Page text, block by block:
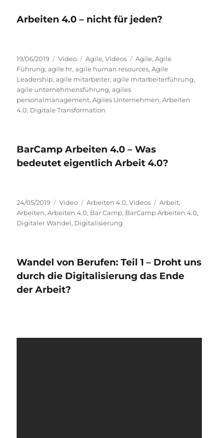
Arbeiten 4.0 – nicht für jeden?
Veröffentlicht
am
19/06/2019 Format
Video Kategorien
Agile,Videos Schlagwörter
Agile,Agile
Führung,agile hr,agile human resources,Agile
Leadership,agile mitarbeiter,agile mitarbeiterführung,
agile unternehmensführung,agiles
personalmanagement,Agiles Unternehmen,Arbeiten
4.0, Digitale Transformation
BarCamp Arbeiten 4.0 – Was
bedeutet eigentlich Arbeit 4.0?
Veröffentlicht
am
24/05/2019 Format
Video Kategorien
Arbeiten 4.0,Videos Schlagwörter
Arbeit,
Arbeiten,Arbeiten 4.0, Bar Camp, BarCamp Arbeiten 4.0,
Digitaler Wandel, Digitalisierung
Wandel von Berufen: Teil 1 – Droht uns
durch die Digitalisierung das Ende
der Arbeit?